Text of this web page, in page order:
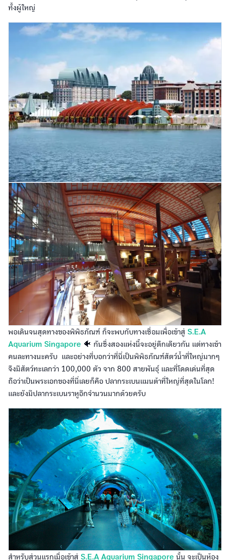
ทั้งผู้ใหญ่
พอเดินจนสุดทางของพิพิธภัณฑ์ ก็จะพบกับทางเชื่อมเพื่อเข้าสู่ S.E.A
Aquarium Singapore 🐠 กันซึ่งสองแห่งนี้จะอยู่ตึกเดียวกัน แต่ทางเข้า
คนละทางนะครับ และอย่างที่บอกว่าที่นี่เป็นพิพิธภัณฑ์สัตว์น้ำที่ใหญ่มากๆ
จึงมีสัตว์ทะเลกว่า 100,000 ตัว จาก 800 สายพันธุ์ และที่โดดเด่นที่สุด
ถือว่าเป็นพระเอกของที่นี่เลยก็คือ ปลากระเบนแมนต้าที่ใหญ่ที่สุดในโลก!
และยังมีปลากระเบนราหูอีกจำนวนมากด้วยครับ
สำหรับส่วนแรกเมื่อเข้าสู่ S.E.A Aquarium Singapore นั้น จะเป็นห้อง